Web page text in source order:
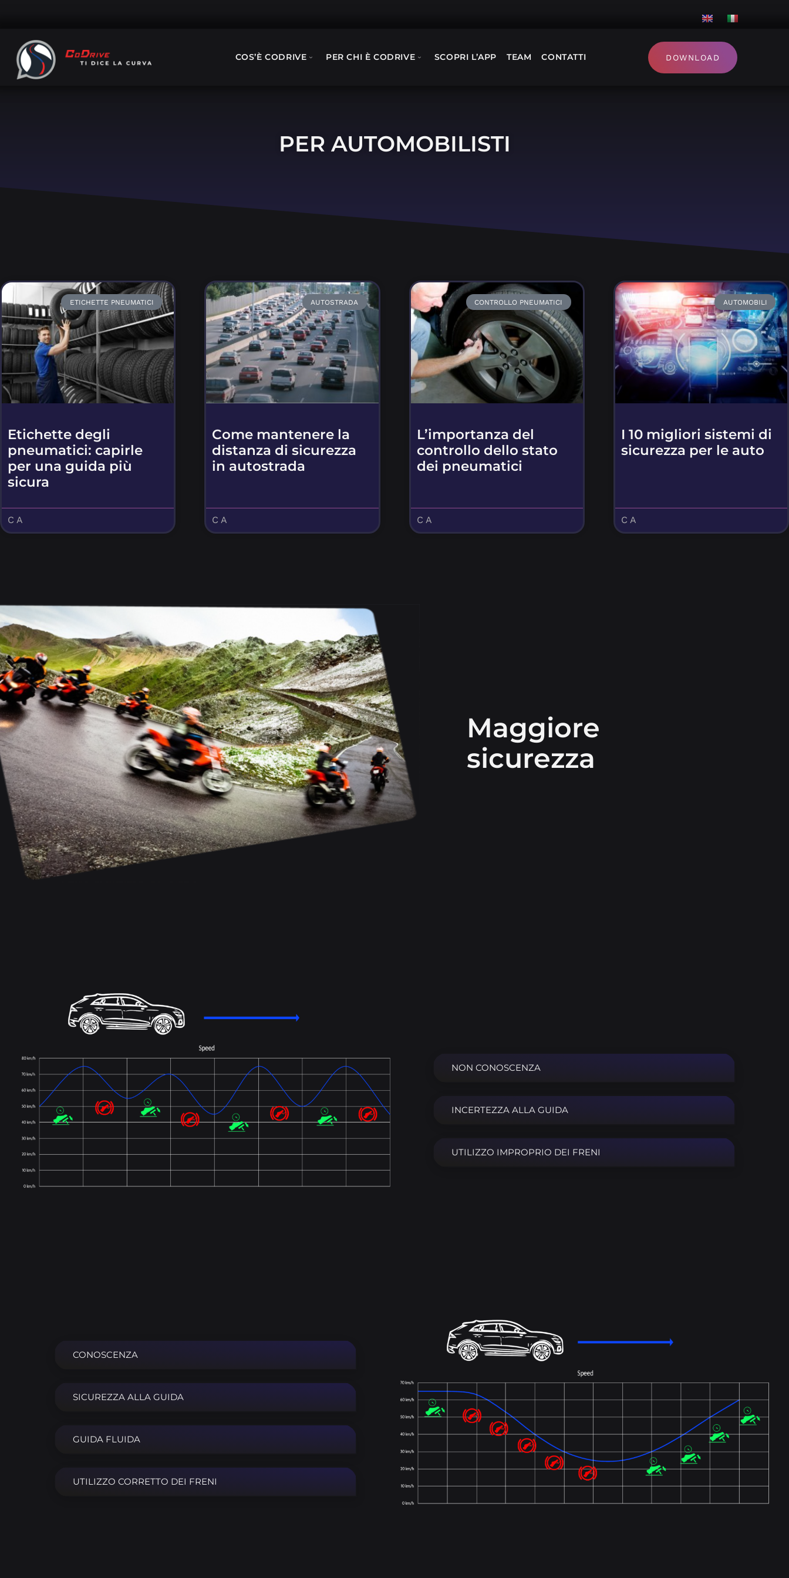
COS’È CODRIVE PER CHI È CODRIVE SCOPRI L’APP TEAM CONTATTI DOWNLOAD
PER AUTOMOBILISTI
ETICHETTE PNEUMATICI
Etichette degli
pneumatici: capirle
per una guida più
sicura
C A
AUTOSTRADA
Come mantenere la
distanza di sicurezza
in autostrada
C A
CONTROLLO PNEUMATICI
L’importanza del
controllo dello stato
dei pneumatici
C A
AUTOMOBILI
I 10 migliori sistemi di
sicurezza per le auto
C A
Maggiore
sicurezza
CONOSCENZA
SICUREZZA ALLA GUIDA
GUIDA FLUIDA
UTILIZZO CORRETTO DEI FRENI
NON CONOSCENZA
INCERTEZZA ALLA GUIDA
UTILIZZO IMPROPRIO DEI FRENI